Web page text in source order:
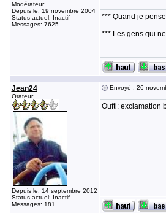
Modérateur
Depuis le: 19 novembre 2004
Status actuel: Inactif
Messages: 7625
*** Quand je
*** Les gens qui
Jean24
Orateur
Depuis le: 14 septembre 2012
Status actuel: Inactif
Messages: 181
Envoyé : 26
Oufti: exclamation